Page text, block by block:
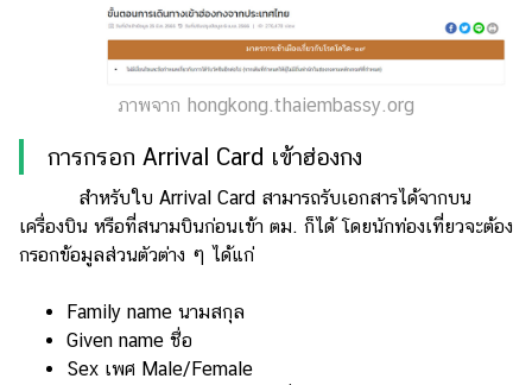
ร่วม
กับ
เรา
ภาพจาก hongkong.thaiembassy.org
การกรอก Arrival Card เข้าฮ่องกง
สำหรับใบ Arrival Card สามารถรับเอกสารได้จากบน
เครื่องบิน หรือที่สนามบินก่อนเข้า ตม. ก็ได้ โดยนักท่องเที่ยวจะต้อง
กรอกข้อมูลส่วนตัวต่าง ๆ ได้แก่
Family name นามสกุล
Given name ชื่อ
Sex เพศ Male/Female